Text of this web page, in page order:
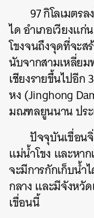
97 กิโลเมตร
ได อำเภอเวียงแก่
โขงจนถึงจุดที่จะส
นับจากสามเหลี่ยม
เชียงรายขึ้นไปอีก
หง (Jinghong
มณฑลยูนนาน ปร
ปัจจุบันเขื่อน
แม่น้ำโขง และหา
จะมีการกักเก็บน้ำ
กลาง และมีจังหวัด
เขื่อนนี้